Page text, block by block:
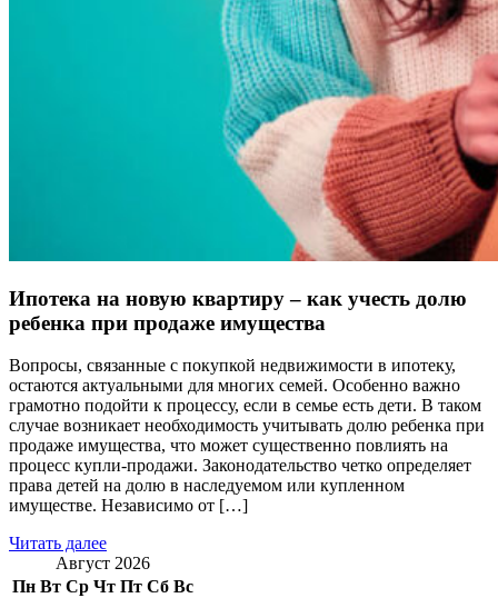
Ипотека на новую квартиру – как учесть долю
ребенка при продаже имущества
Вопросы, связанные с покупкой недвижимости в ипотеку,
остаются актуальными для многих семей. Особенно важно
грамотно подойти к процессу, если в семье есть дети. В таком
случае возникает необходимость учитывать долю ребенка при
продаже имущества, что может существенно повлиять на
процесс купли-продажи. Законодательство четко определяет
права детей на долю в наследуемом или купленном
имуществе. Независимо от […]
Читать далее
Август 2026
Пн Вт Ср Чт Пт Сб Вс